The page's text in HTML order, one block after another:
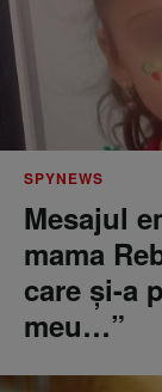
SPYNEWS
Mesajul
mama
care și-a
meu…”